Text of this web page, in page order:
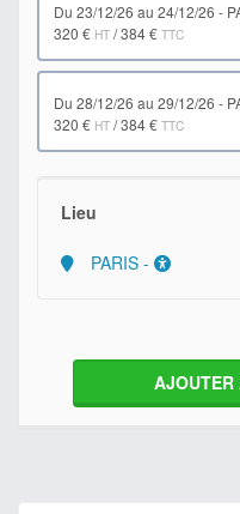
du
320 € HT /384 € TTC
du
320 € HT /384 € TTC
Lieu
PARIS -
AJOUTER